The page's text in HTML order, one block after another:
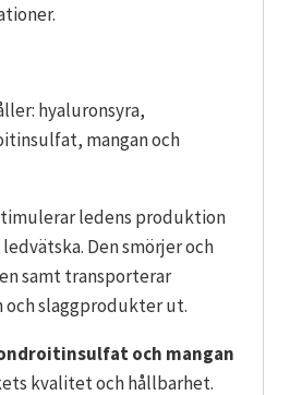
hyaluronsyra,
mangan och
ledens produktion
Den smörjer och
samt transporterar
och slaggprodukter ut.
och mangan
kvalitet och hållbarhet.